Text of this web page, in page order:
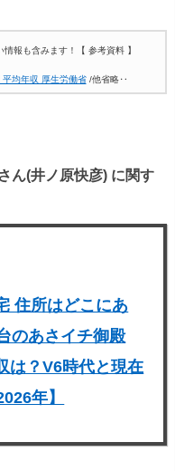
報も含みます！ 【 参考資料 】
平均年収 厚生労働省/他省略‥
ん(井ノ原快彦) に関す
住所はどこにあ
のあさイチ御殿
は？V6時代と現在
年】